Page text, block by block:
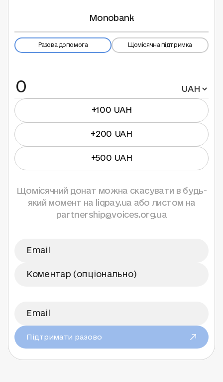
Monobank
Разова допомога Щомісячна підтримка
+100 UAH
+200 UAH
+500 UAH
Щомісячний донат можна скасувати в будь-
який момент на liqpay.ua або листом на
partnership@voices.org.ua
Підтримати разово